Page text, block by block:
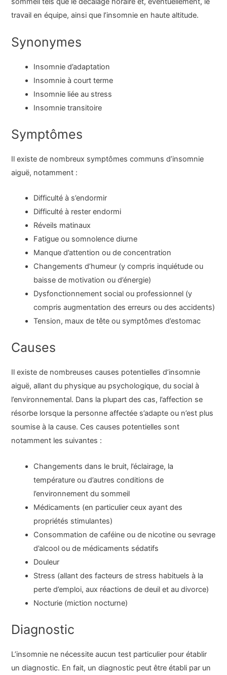
travail en équipe, ainsi que l’insomnie en haute altitude.
Synonymes
Insomnie d’adaptation
Insomnie à court terme
Insomnie liée au stress
Insomnie transitoire
Symptômes
Il existe de nombreux symptômes communs d’insomnie
aiguë, notamment :
Difficulté à s’endormir
Difficulté à rester endormi
Réveils matinaux
Fatigue ou somnolence diurne
Manque d’attention ou de concentration
Changements d’humeur (y compris inquiétude ou
baisse de motivation ou d’énergie)
Dysfonctionnement social ou professionnel (y
compris augmentation des erreurs ou des accidents)
Tension, maux de tête ou symptômes d’estomac
Causes
Il existe de nombreuses causes potentielles d’insomnie
aiguë, allant du physique au psychologique, du social à
l’environnemental. Dans la plupart des cas, l’affection se
résorbe lorsque la personne affectée s’adapte ou n’est plus
soumise à la cause. Ces causes potentielles sont
notamment les suivantes :
Changements dans le bruit, l’éclairage, la
température ou d’autres conditions de
l’environnement du sommeil
Médicaments (en particulier ceux ayant des
propriétés stimulantes)
Consommation de caféine ou de nicotine ou sevrage
d’alcool ou de médicaments sédatifs
Douleur
Stress (allant des facteurs de stress habituels à la
perte d’emploi, aux réactions de deuil et au divorce)
Nocturie (miction nocturne)
Diagnostic
L’insomnie ne nécessite aucun test particulier pour établir
un diagnostic. En fait, un diagnostic peut être établi par un